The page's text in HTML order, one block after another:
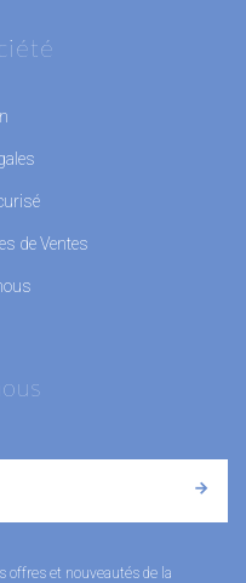
de Ventes
offres et nouveautés de la